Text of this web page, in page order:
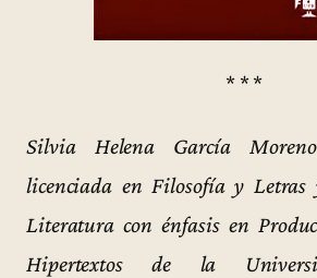
* * *
Silvia Helena García
licenciada en Filosofía y Letras
Literatura con énfasis en
Hipertextos de la